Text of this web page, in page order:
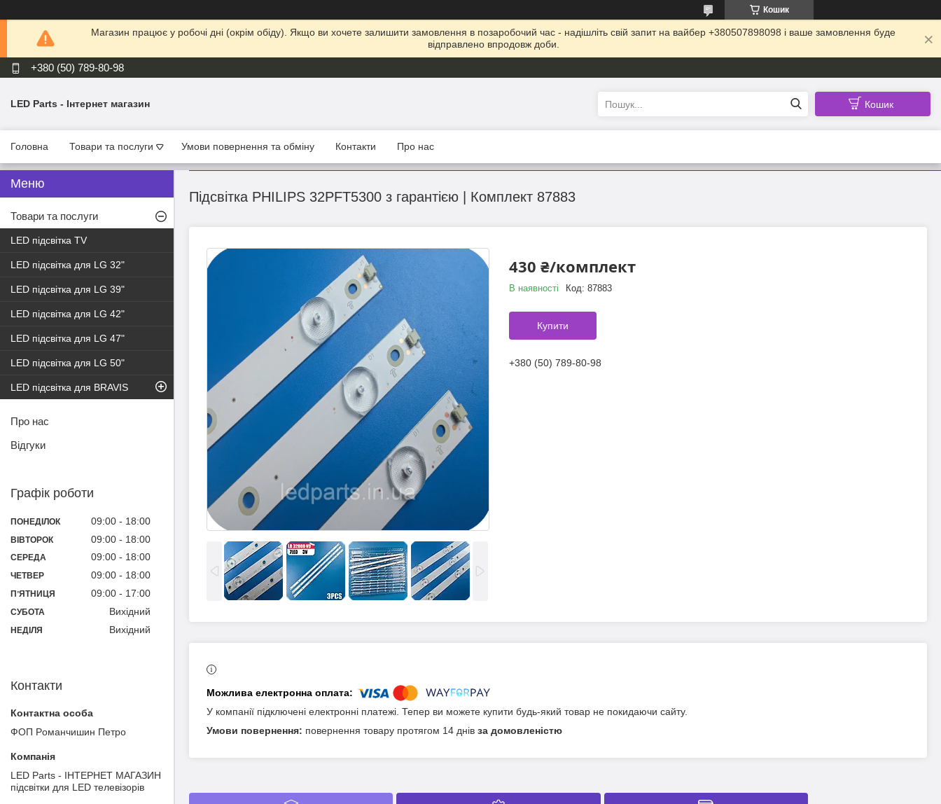
Кошик
Магазин працює у робочі дні (окрім обіду). Якщо ви хочете залишити замовлення в позаробочий час - надішліть свій запит на вайбер +380507898098 і ваше замовлення буде
відправлено впродовж доби.
+380 (50) 789-80-98
LED Parts - Інтернет магазин Кошик
Головна Товари та послуги Умови повернення та обміну Контакти Про нас
Підсвітка PHILIPS 32PFT5300 з гарантією | Комплект 87883
430 ₴/комплект
В наявності Код: 87883
Купити
+380 (50) 789-80-98
У компанії підключені електронні платежі. Тепер ви можете купити будь-який товар не покидаючи сайту.
повернення товару протягом 14 днів за домовленістю
Товари та послуги
LED підсвітка TV
LED підсвітка для LG 32"
LED підсвітка для LG 39"
LED підсвітка для LG 42"
LED підсвітка для LG 47"
LED підсвітка для LG 50"
LED підсвітка для BRAVIS
Про нас
Відгуки
Графік роботи
ПОНЕДІЛОК 09:00 18:00
ВІВТОРОК 09:00 18:00
СЕРЕДА 09:00 18:00
ЧЕТВЕР 09:00 18:00
ПʼЯТНИЦЯ 09:00 17:00
СУБОТА Вихідний
НЕДІЛЯ Вихідний
Контакти
ФОП Poмaнчишин Пeтрo
LED Parts - ІНТЕРНЕТ МАГАЗИН
підсвітки для LED телевізорів